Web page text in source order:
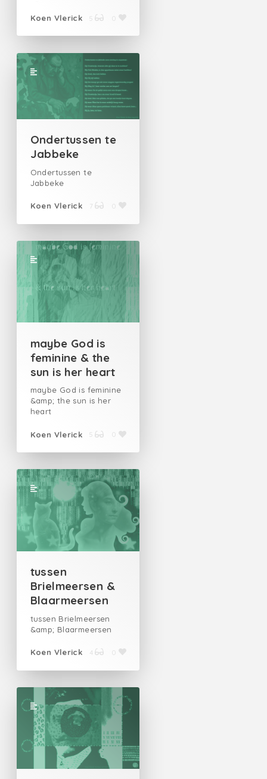
Koen Vlerick 5
Ondertussen te
Jabbeke
Ondertussen te
Jabbeke
Koen Vlerick 7
maybe God is
feminine & the
sun is her heart
maybe God is feminine
&amp; the sun is her
heart
Koen Vlerick 5 0
tussen
Brielmeersen &
Blaarmeersen
tussen Brielmeersen
&amp; Blaarmeersen
Koen Vlerick 4 0